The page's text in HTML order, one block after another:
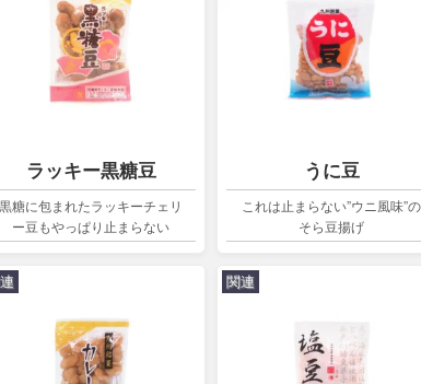
ラッキー黒糖豆
黒糖に包まれたラッキーチェリ
ー豆もやっぱり止まらない
うに豆
これは止まらない”ウニ風味”の
そら豆揚げ
関連